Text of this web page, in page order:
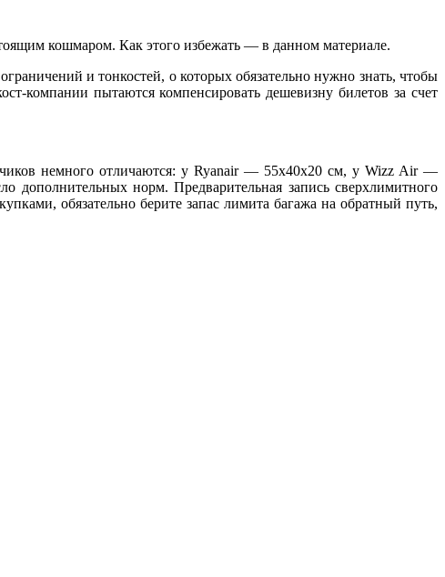
кошмаром. Как этого избежать — в данном материале.
и тонкостей, о которых обязательно нужно знать, чтобы
компании пытаются компенсировать дешевизну билетов за счет
немного отличаются: у Ryanair — 55x40x20 см, у Wizz Air —
дополнительных норм. Предварительная запись сверхлимитного
обязательно берите запас лимита багажа на обратный путь,